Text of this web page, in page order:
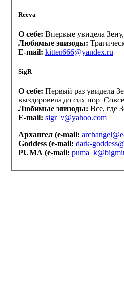
Reeva
О себе: Впервые увидела
Любимые эпизоды:
E-mail: kitten666@yandex.ru
SigR
О себе: Первый раз увидела
выздоровела до сих пор.
Любимые эпизоды: Все, где
E-mail: sigr_v@yahoo.com
Архангел (e-mail:
Goddess (e-mail: dark-
PUMA (e-mail: